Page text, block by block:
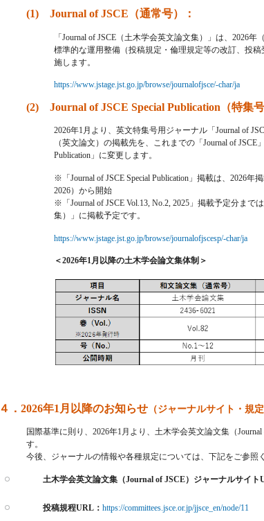
(1) Journal of JSCE（通常号） ：
「Journal of JSCE（土木学会英文論文集）」は、2026
標準的な運用整備（投稿規定・倫理規定等の改訂、投
施します。
https://www.jstage.jst.go.jp/browse/journalofjsce/-char/ja
(2) Journal of JSCE Special Publication（特集号
2026年1月より、英文特集号用ジャーナル「Journal of
（英文論文）の掲載先を、これまでの「Journal of JSCE
Publication」に変更します。
※「Journal of JSCE Special Publication」掲載は、2026年
2026）から開始
※「Journal of JSCE Vol.13, No.2, 2025」掲載予定分まで
集）」に掲載予定です。
https://www.jstage.jst.go.jp/browse/journalofjscesp/-char/ja
＜2026年1月以降の土木学会論文集体制＞
４．2026年1月以降のお知らせ （ジャーナルサイト・規
国際基準に則り、2026年1月より、土木学会英文論文集（
す。
今後、ジャーナルの情報や各種規定については、下記をご参照
土木学会英文論文集（Journal of JSCE）ジャーナルサイト
投稿規程URL：https://committees.jsce.or.jp/jjsce_en/node/11